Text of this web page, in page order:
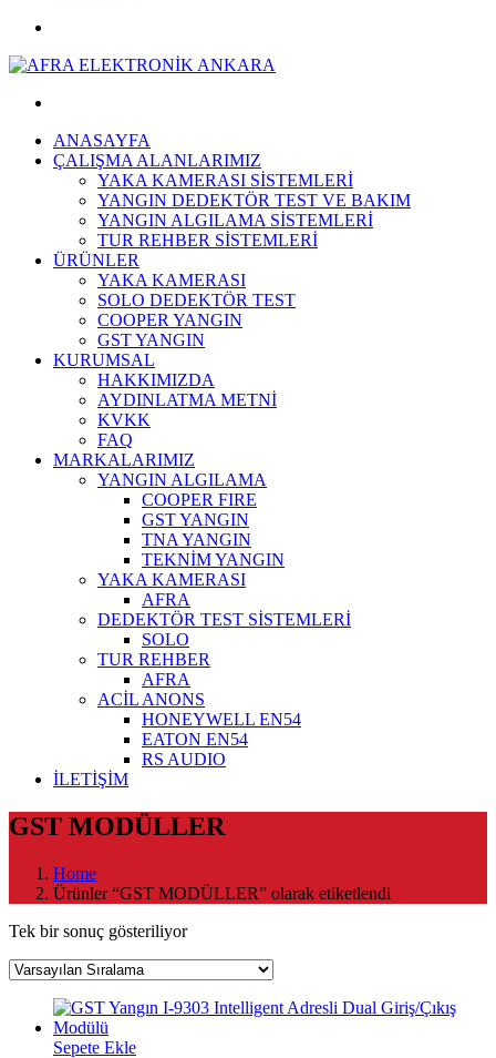
ANASAYFA
ÇALIŞMA ALANLARIMIZ
YAKA KAMERASI SİSTEMLERİ
YANGIN DEDEKTÖR TEST VE BAKIM
YANGIN ALGILAMA SİSTEMLERİ
TUR REHBER SİSTEMLERİ
ÜRÜNLER
YAKA KAMERASI
SOLO DEDEKTÖR TEST
COOPER YANGIN
GST YANGIN
KURUMSAL
HAKKIMIZDA
AYDINLATMA METNİ
KVKK
FAQ
MARKALARIMIZ
YANGIN ALGILAMA
COOPER FIRE
GST YANGIN
TNA YANGIN
TEKNİM YANGIN
YAKA KAMERASI
AFRA
DEDEKTÖR TEST SİSTEMLERİ
SOLO
TUR REHBER
AFRA
ACİL ANONS
HONEYWELL EN54
EATON EN54
RS AUDIO
İLETİŞİM
GST MODÜLLER
Home
Ürünler “GST MODÜLLER” olarak etiketlendi
Tek bir sonuç gösteriliyor
Sepete Ekle